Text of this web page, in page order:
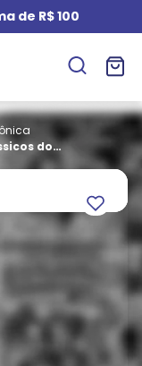
de R$ 100
do
# 35